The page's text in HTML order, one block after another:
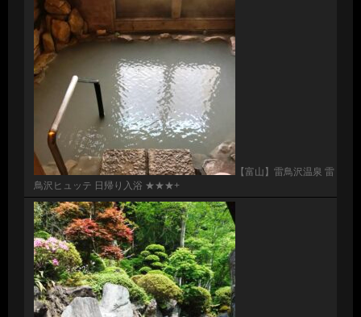
【富山】雷鳥沢温泉 雷
鳥沢ヒュッテ 日帰り入浴 ★★★+